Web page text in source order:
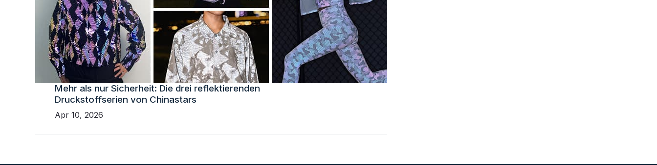
Mehr als nur Sicherheit: Die drei reflektierenden
Druckstoffserien von Chinastars
Apr 10, 2026